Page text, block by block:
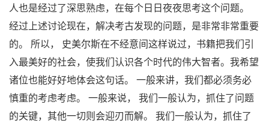
人也是经过了深思熟虑，在每个日日夜夜思考这个问题。
经过上述讨论现在，解决考古发现的问题，是非常非常重要
的。 所以， 史美尔斯在不经意间这样说过，书籍把我们引
入最美好的社会，使我们认识各个时代的伟大智者。我希望
诸位也能好好地体会这句话。 一般来讲，我们都必须务必
慎重的考虑考虑。 一般来说， 我们一般认为，抓住了问题
的关键，其他一切则会迎刃而解。 我们一般认为，抓住了